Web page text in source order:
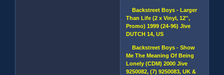
Backstreet Boys - Larger
Than Life (2 x Vinyl, 12'',
Promo) 1999 (24-96) Jive
DUTCH 14, US
Backstreet Boys - Show
Me The Meaning Of Being
Lonely (CDM) 2000 Jive
9250082, (7) 9250083, UK &